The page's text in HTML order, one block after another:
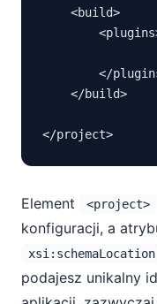
    <build>
</
    </build>
Element <project>
konfiguracji, a
xsi:schemaLocation
podajesz unikalny